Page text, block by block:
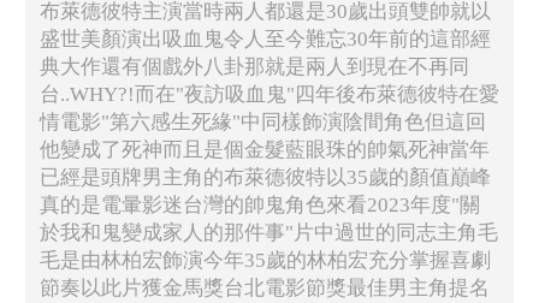
布萊德彼特主演當時兩人都還是30歲出頭雙帥就以
盛世美顏演出吸血鬼令人至今難忘30年前的這部經
典大作還有個戲外八卦那就是兩人到現在不再同
台..WHY?!而在"夜訪吸血鬼"四年後布萊德彼特在愛
情電影"第六感生死緣"中同樣飾演陰間角色但這回
他變成了死神而且是個金髮藍眼珠的帥氣死神當年
已經是頭牌男主角的布萊德彼特以35歲的顏值巔峰
真的是電暈影迷台灣的帥鬼角色來看2023年度"關
於我和鬼變成家人的那件事"片中過世的同志主角毛
毛是由林柏宏飾演今年35歲的林柏宏充分掌握喜劇
節奏以此片獲金馬獎台北電影節獎最佳男主角提名